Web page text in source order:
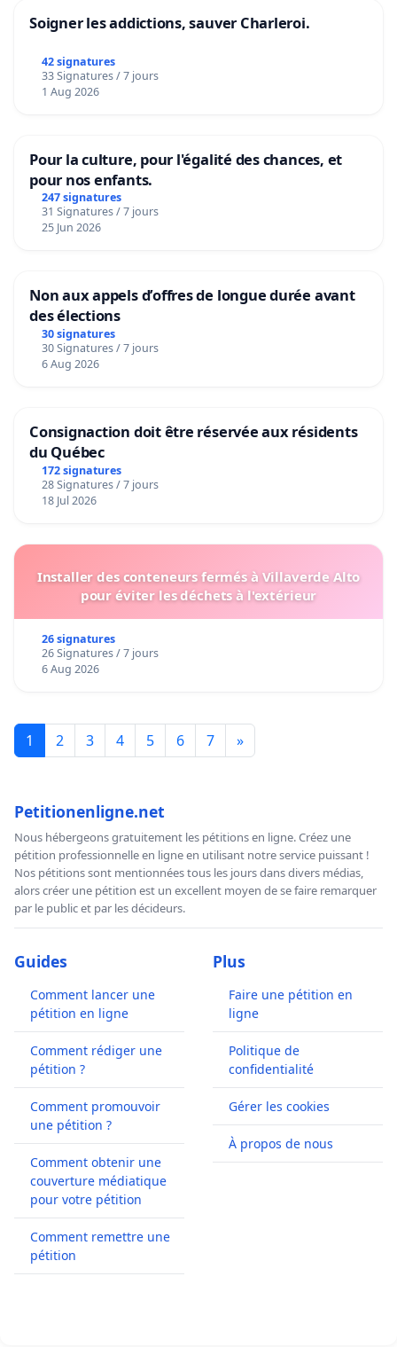
Soigner les addictions, sauver Charleroi.
42 signatures
33 Signatures / 7 jours
1 Aug 2026
Pour la culture, pour l'égalité des chances, et
pour nos enfants.
247 signatures
31 Signatures / 7 jours
25 Jun 2026
Non aux appels d’offres de longue durée avant
des élections
30 signatures
30 Signatures / 7 jours
6 Aug 2026
Consignaction doit être réservée aux résidents
du Québec
172 signatures
28 Signatures / 7 jours
18 Jul 2026
Installer des conteneurs fermés à Villaverde Alto
pour éviter les déchets à l'extérieur
26 signatures
26 Signatures / 7 jours
6 Aug 2026
1 2 3 4 5 6 7 »
Petitionenligne.net
Nous hébergeons gratuitement les pétitions en ligne. Créez une
pétition professionnelle en ligne en utilisant notre service puissant !
Nos pétitions sont mentionnées tous les jours dans divers médias,
alors créer une pétition est un excellent moyen de se faire remarquer
par le public et par les décideurs.
Guides
Comment lancer une
pétition en ligne
Comment rédiger une
pétition ?
Comment promouvoir
une pétition ?
Comment obtenir une
couverture médiatique
pour votre pétition
Comment remettre une
pétition
Plus
Faire une pétition en
ligne
Politique de
confidentialité
Gérer les cookies
À propos de nous